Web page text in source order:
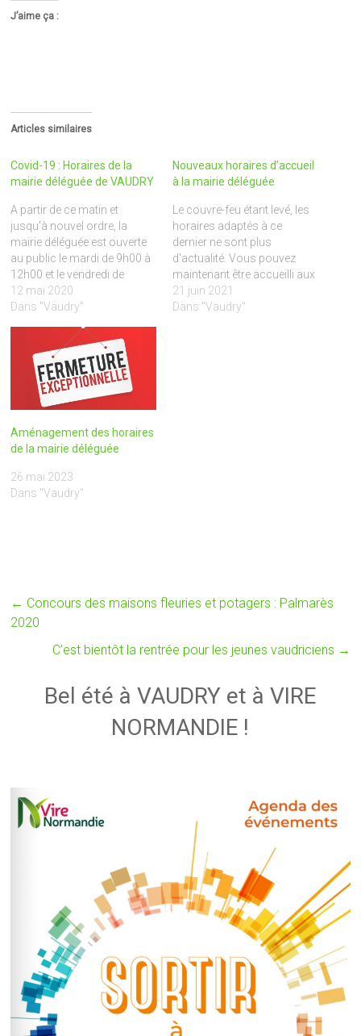
J’aime ça :
Articles similaires
Covid-19 : Horaires de la
mairie déléguée de VAUDRY
A partir de ce matin et
jusqu'à nouvel ordre, la
mairie déléguée est ouverte
au public le mardi de 9h00 à
12h00 et le vendredi de
13h30 à 17h00. En cas
d’urgence, appeler la mairie
vous. Une distribution de
sacs jaunes et de masques
est toutefois proposée…
12 mai 2020
Dans "Vaudry"
Nouveaux horaires d’accueil
à la mairie déléguée
Le couvre-feu étant levé, les
horaires adaptés à ce
dernier ne sont plus
d'actualité. Vous pouvez
maintenant être accueilli aux
horaires suivants :
Lundi :
21 juin 2021
Dans "Vaudry"
Aménagement des horaires
de la mairie déléguée
26 mai 2023
Dans "Vaudry"
← Concours des maisons fleuries et potagers : Palmarès
2020
C’est bientôt la rentrée pour les jeunes vaudriciens →
Bel été à VAUDRY et à VIRE
NORMANDIE !